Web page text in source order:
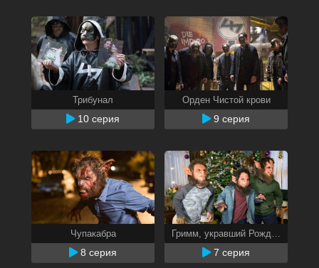
Трибунал
10 серия
Орден Чистой крови
9 серия
Чупакабра
8 серия
Гримм, укравший Рождество
7 серия